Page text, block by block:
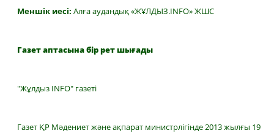
Меншік иесі: Алға аудандық «ЖҰЛДЫЗ.INFO» ЖШС
Газет аптасына бір рет шығады
"Жұлдыз INFO" газеті
Газет ҚР Мәдениет және ақпарат министрлігінде 2013 жылғы 19